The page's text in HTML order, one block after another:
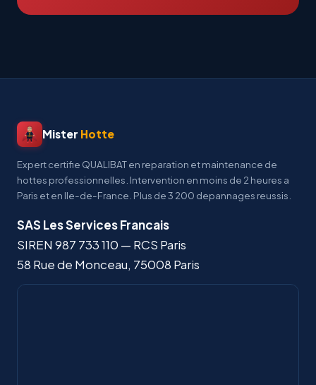
Mister Hotte
Expert certifie QUALIBAT en reparation et maintenance de
hottes professionnelles. Intervention en moins de 2 heures a
Paris et en Ile-de-France. Plus de 3 200 depannages reussis.
SAS Les Services Francais
SIREN 987 733 110 — RCS Paris
58 Rue de Monceau, 75008 Paris